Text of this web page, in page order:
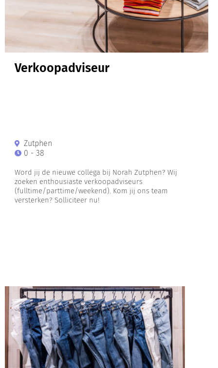
Verkoopadviseur
Zutphen
0 - 38
Word jij de nieuwe collega bij Norah Zutphen? Wij
zoeken enthousiaste verkoopadviseurs
(fulltime/parttime/weekend). Kom jij ons team
versterken? Solliciteer nu!